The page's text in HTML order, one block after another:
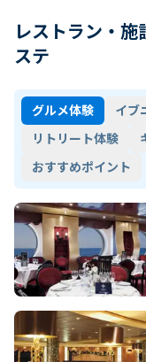
レストラン・
ステ
グルメ体験
イブ
リトリート体験
おすすめポイント